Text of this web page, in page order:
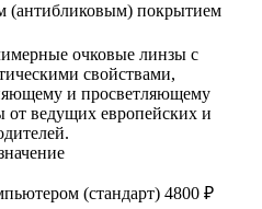
(антибликовым) покрытием
очковые линзы с
свойствами,
и просветляющему
ведущих европейских и
(стандарт) 4800 ₽